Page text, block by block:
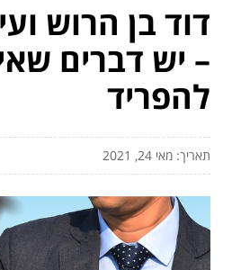
דוד בן הרוש
– יש דברים
להפריד
תאריך: מאי 24, 2021